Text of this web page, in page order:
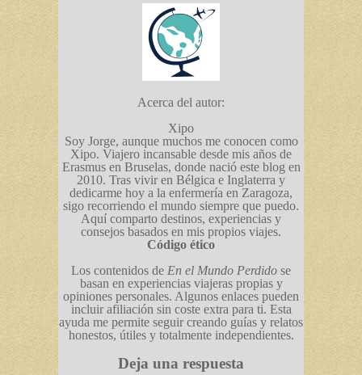
Acerca del autor:
Xipo
Soy Jorge, aunque muchos me conocen como
Xipo. Viajero incansable desde mis años de
Erasmus en Bruselas, donde nació este blog en
2010. Tras vivir en Bélgica e Inglaterra y
dedicarme hoy a la enfermería en Zaragoza,
sigo recorriendo el mundo siempre que puedo.
Aquí comparto destinos, experiencias y
consejos basados en mis propios viajes.
Código ético
Los contenidos de En el Mundo Perdido se
basan en experiencias viajeras propias y
opiniones personales. Algunos enlaces pueden
incluir afiliación sin coste extra para ti. Esta
ayuda me permite seguir creando guías y relatos
honestos, útiles y totalmente independientes.
Deja una respuesta